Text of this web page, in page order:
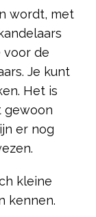
wordt, met
voor de
Je kunt
Het is
gewoon
er nog
kleine
kennen.